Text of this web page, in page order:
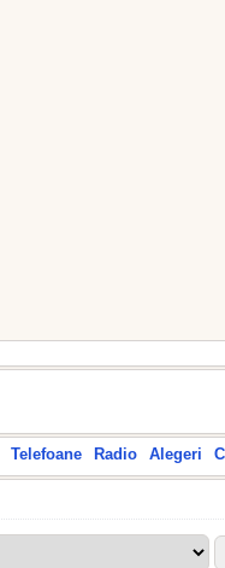
Telefoane Radio Alegeri